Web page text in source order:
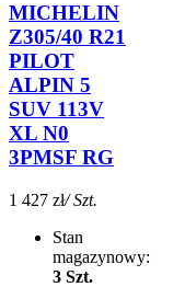
MICHELIN
Z305/40 R21
PILOT
ALPIN 5
SUV 113V
XL N0
3PMSF RG
1 427 zł/ Szt.
Stan
magazynowy:
3 Szt.